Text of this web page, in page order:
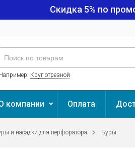
Скидка 5% по
Круг отрезной
компании Оплата
и насадки для перфоратора Буры